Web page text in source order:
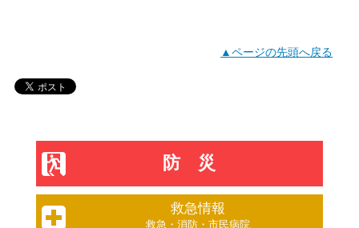
▲ページの先頭へ戻る
防災
救急情報
救急・消防・市民病院